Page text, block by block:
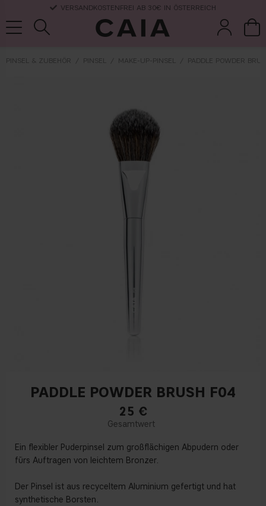
VERSANDKOSTENFREI AB 30€ IN ÖSTERREICH
PINSEL & ZUBEHÖR PINSEL MAKE-UP-PINSEL PADDLE POWDER
PADDLE POWDER BRUSH F04
25 €
Ein flexibler Puderpinsel zum großflächigen Abpudern oder
fürs Auftragen von leichtem Bronzer.
Der Pinsel ist aus recyceltem Aluminium gefertigt und hat
synthetische Borsten.